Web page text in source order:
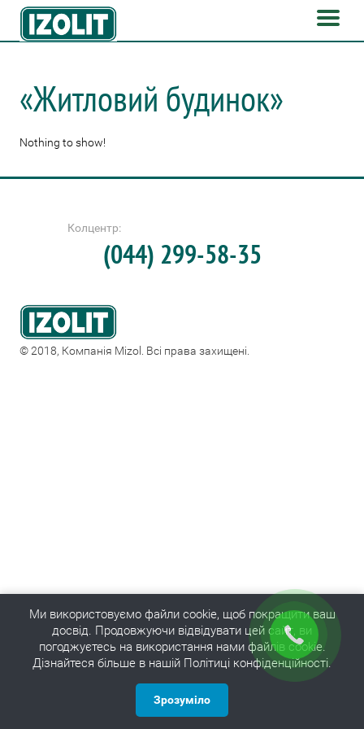
«Житловий будинок»
Nothing to show!
© 2018, Компанія Mizol. Всі права захищені.
Колцентр:
(044) 299-58-35
Ми використовуємо файли cookie, щоб покращити ваш
досвід. Продовжуючи відвідувати цей сайт, ви
погоджуєтесь на використання нами файлів cookie.
Дізнайтеся більше в нашій Політиці конфіденційності.
Зрозуміло